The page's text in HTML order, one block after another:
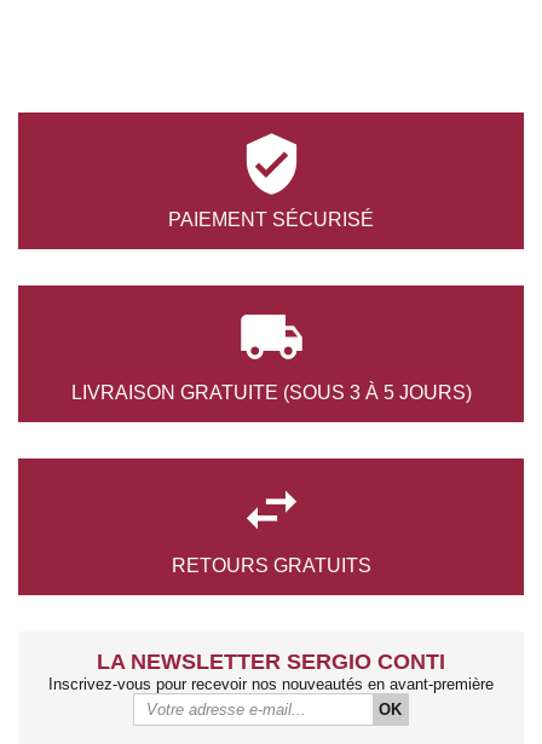

PAIEMENT SÉCURISÉ

LIVRAISON GRATUITE (SOUS 3 À 5 JOURS)

RETOURS GRATUITS
LA NEWSLETTER SERGIO CONTI
Inscrivez-vous pour recevoir nos nouveautés en avant-première
OK